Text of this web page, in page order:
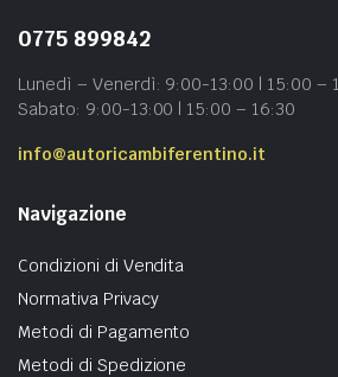
0775 899842
Lunedì – Venerdì: 9:00-13:00 | 15:00 –
Sabato: 9:00-13:00 | 15:00 – 16:30
info@autoricambiferentino.it
Navigazione
Condizioni di Vendita
Normativa Privacy
Metodi di Pagamento
Metodi di Spedizione